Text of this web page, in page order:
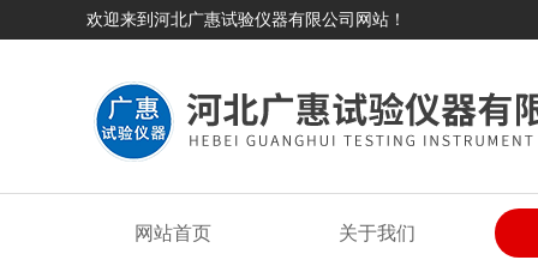
欢迎来到河北广惠试验仪器有限公司网站！
网站首页 关于我们